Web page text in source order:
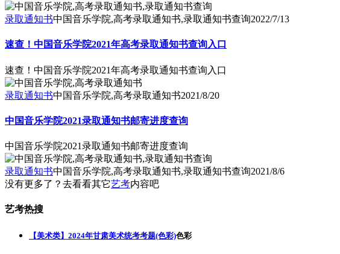
录取通知书中国音乐学院,高考录取通知书,录取通知书查询2022/7/13
速查！中国音乐学院2021年高考录取通知书查询入口
速查！中国音乐学院2021年高考录取通知书查询入口
录取通知书中国音乐学院,高考录取通知书2021/8/20
中国音乐学院2021录取通知书邮寄进度查询
中国音乐学院2021录取通知书邮寄进度查询
录取通知书中国音乐学院,高考录取通知书,录取通知书查询2021/8/6
没有更多了？去看看其它艺考内容吧
艺考热搜
【美术类】2024年甘肃美术统考考题(色彩)色彩